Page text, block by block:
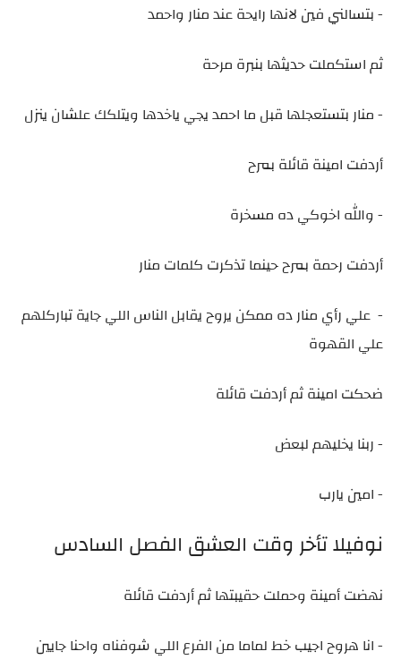
- بتسالني فين لانها رايحة عند منار واحمد
ثم استكملت حديثها بنبرة مرحة
- منار بتستعجلها قبل ما احمد يجي ياخدها ويتلكك علشان ينزل
أردفت امينة قائلة بمرح
- والله اخوكي ده مسخرة
أردفت رحمة بمرح حينما تذكرت كلمات منار
- علي رأي منار ده ممكن يروح يقابل الناس اللي جاية تباركلهم
علي القهوة
ضحكت امينة ثم أردفت قائلة
- ربنا يخليهم لبعض
- امين يارب
نوفيلا تأخر وقت العشق الفصل السادس
نهضت أمينة وحملت حقيبتها ثم أردفت قائلة
- انا هروح اجيب خط لماما من الفرع اللي شوفناه واحنا جايين